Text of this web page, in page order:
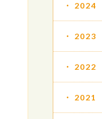
2024
2023
2022
2021